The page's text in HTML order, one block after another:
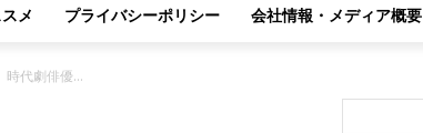
メ プライバシーポリシー 会社情報・メディア概要
時代劇俳優…